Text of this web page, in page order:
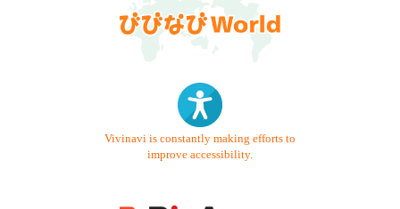
Vivinavi is constantly making efforts to
improve accessibility.